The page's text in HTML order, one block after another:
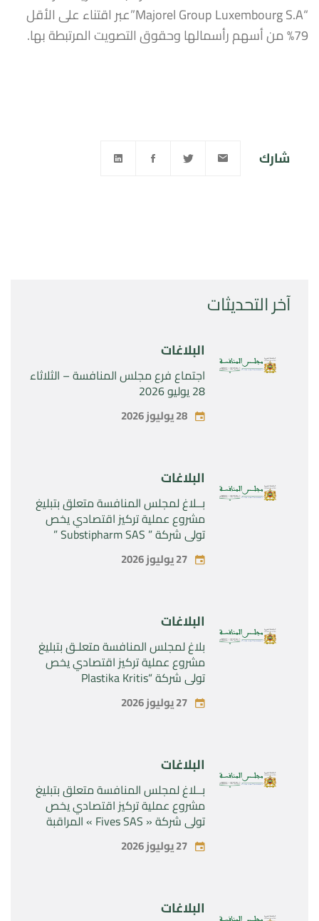
آخر التحديثات
البلاغات
اجتماع فرع مجلس المنافسة – الثلاثاء
28 يوليو 2026
28 يوليوز 2026
البلاغات
بــلاغ لمجلس المنافسة متعلق بتبليغ
مشروع عملية تركيز اقتصادي يخص
تولي شركة ” Substipharm SAS ”
المراقبة الحصرية للأصول والحقوق
المتعلقة بالمنتجين الصيدلانيين”
27 يوليوز 2026
البلاغات
بلاغ لمجلس المنافسة متعلـق بتبليغ
مشروع عملية تركيز اقتصادي يخص
تولي شركة “Plastika Kritis
SA”المراقبة الحصرية لشركة
“Naturplas Industrial SARL” 27 يوليوز 2026
البلاغات
بــلاغ لمجلس المنافسة متعلق بتبليغ
مشروع عملية تركيز اقتصادي يخص
تولي شركة « Fives SAS » المراقبة
SAS »27 يوليوز 2026
البلاغات
“Majorel Group Luxembourg S.A”عبر اقتناء على الأقل
79% من أسهم رأسمالها وحقوق التصويت المرتبطة بها.
شارك